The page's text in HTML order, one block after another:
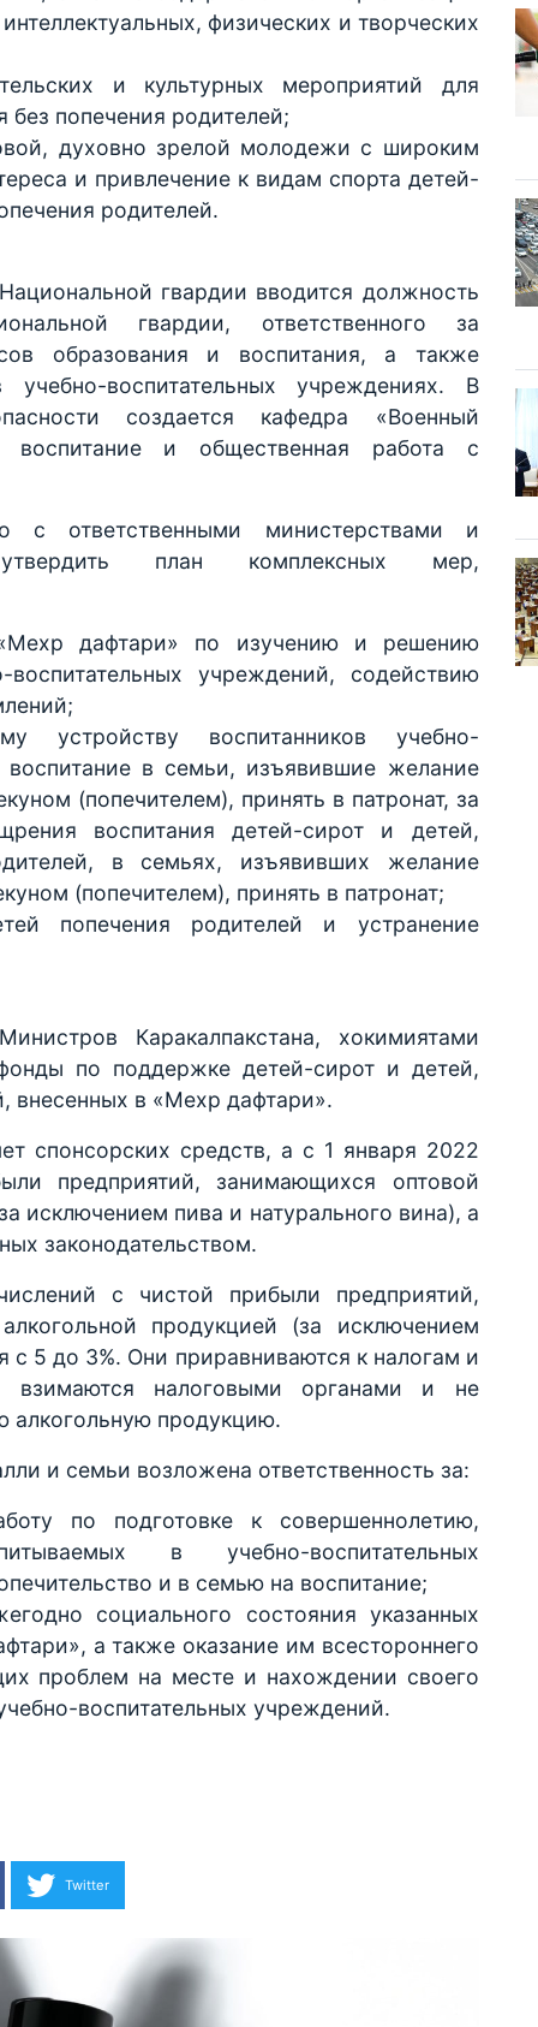
физических и творческих
и культурных мероприятий для
попечения родителей;
духовно зрелой молодежи с широким
и привлечение к видам спорта детей-
родителей.
гвардии вводится должность
гвардии, ответственного за
образования и воспитания, а также
воспитательных учреждениях. В
создается кафедра «Военный
воспитание и общественная работа с
с ответственными министерствами и
план комплексных мер,
дафтари» по изучению и решению
воспитательных учреждений, содействию
устройству воспитанников учебно-
в семьи, изъявившие желание
(попечителем), принять в патронат, за
воспитания детей-сирот и детей,
в семьях, изъявивших желание
(попечителем), принять в патронат;
попечения родителей и устранение
Каракалпакстана, хокимиятами
по поддержке детей-сирот и детей,
внесенных в «Мехр дафтари».
спонсорских средств, а с 1 января 2022
предприятий, занимающихся оптовой
исключением пива и натурального вина), а
законодательством.
с чистой прибыли предприятий,
продукцией (за исключением
с 5 до 3%. Они приравниваются к налогам и
налоговыми органами и не
алкогольную продукцию.
и семьи возложена ответственность за:
по подготовке к совершеннолетию,
в учебно-воспитательных
и в семью на воспитание;
социального состояния указанных
а также оказание им всестороннего
проблем на месте и нахождении своего
воспитательных учреждений.
Twitter